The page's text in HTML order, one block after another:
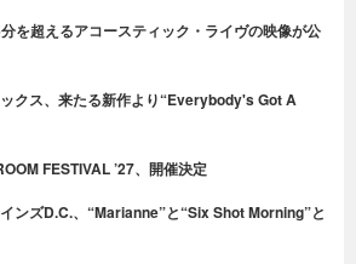
を超えるアコースティック・ライヴの映像が公
クス、来たる新作より“Everybody's Got A
FESTIVAL ’27、開催決定
ンズD.C.、“Marianne”と“Six Shot Morning”と